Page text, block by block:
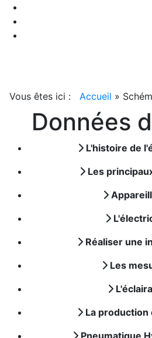
Vous êtes ici : Accueil »
Données
L'histoire de
Les
Réaliser une
Les
La production
Pneumatique